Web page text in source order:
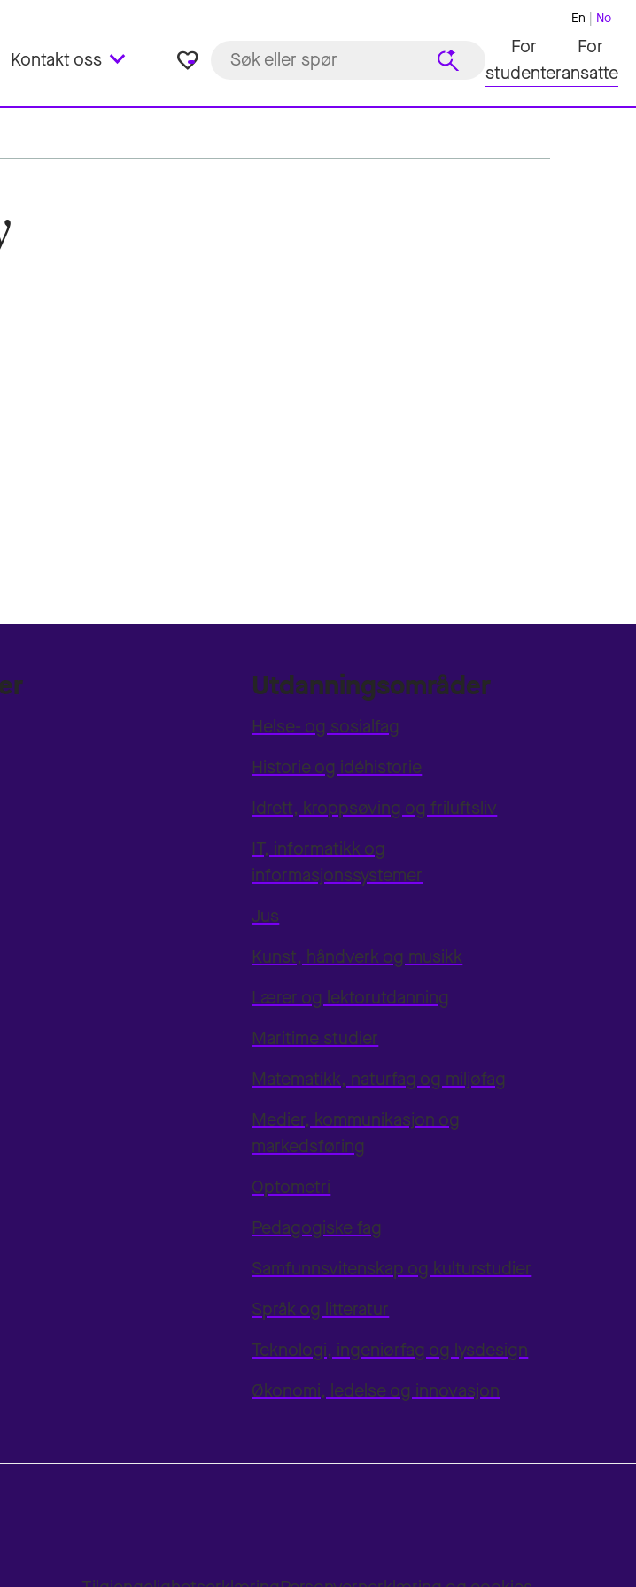
Kontakt oss favorite_border
En No
For
studenter
For
ansatte
Utdanningsområder
Helse- og sosialfag
Historie og idéhistorie
Idrett, kroppsøving og friluftsliv
IT, informatikk og
informasjonssystemer
Jus
Kunst, håndverk og musikk
Lærer og lektorutdanning
Maritime studier
Matematikk, naturfag og miljøfag
Medier, kommunikasjon og
markedsføring
Optometri
Pedagogiske fag
Samfunnsvitenskap og kulturstudier
Språk og litteratur
Teknologi, ingeniørfag og lysdesign
Økonomi, ledelse og innovasjon